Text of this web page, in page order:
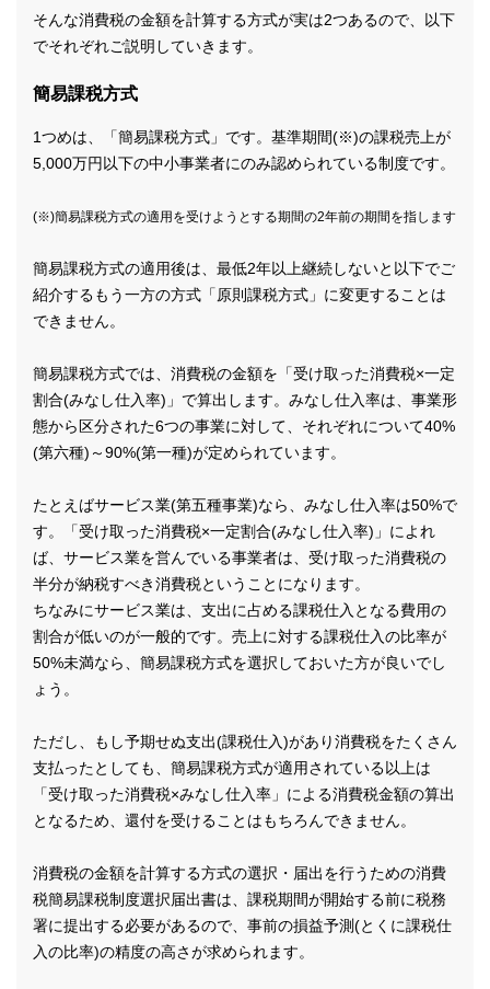
そんな消費税の金額を計算する方式が実は2つあるので、以下
でそれぞれご説明していきます。
簡易課税方式
1つめは、「簡易課税方式」です。基準期間(※)の課税売上が
5,000万円以下の中小事業者にのみ認められている制度です。
(※)簡易課税方式の適用を受けようとする期間の2年前の期間を指します
簡易課税方式の適用後は、最低2年以上継続しないと以下でご
紹介するもう一方の方式「原則課税方式」に変更することは
できません。
簡易課税方式では、消費税の金額を「受け取った消費税×一定
割合(みなし仕入率)」で算出します。みなし仕入率は、事業形
態から区分された6つの事業に対して、それぞれについて40%
(第六種)～90%(第一種)が定められています。
たとえばサービス業(第五種事業)なら、みなし仕入率は50%で
す。「受け取った消費税×一定割合(みなし仕入率)」によれ
ば、サービス業を営んでいる事業者は、受け取った消費税の
半分が納税すべき消費税ということになります。
ちなみにサービス業は、支出に占める課税仕入となる費用の
割合が低いのが一般的です。売上に対する課税仕入の比率が
50%未満なら、簡易課税方式を選択しておいた方が良いでし
ょう。
ただし、もし予期せぬ支出(課税仕入)があり消費税をたくさん
支払ったとしても、簡易課税方式が適用されている以上は
「受け取った消費税×みなし仕入率」による消費税金額の算出
となるため、還付を受けることはもちろんできません。
消費税の金額を計算する方式の選択・届出を行うための消費
税簡易課税制度選択届出書は、課税期間が開始する前に税務
署に提出する必要があるので、事前の損益予測(とくに課税仕
入の比率)の精度の高さが求められます。